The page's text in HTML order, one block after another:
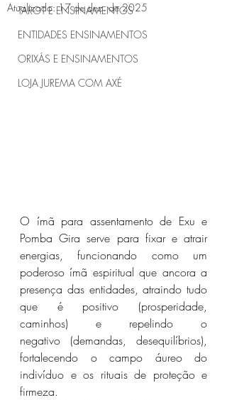
TAROT E ENSINAMENTOS
ENTIDADES ENSINAMENTOS
ORIXÁS E ENSINAMENTOS
LOJA JUREMA COM AXÉ
Atualizado:17 de dez. de 2025
O ímã para assentamento de Exu e
Pomba Gira serve para fixar e atrair
energias, funcionando como um
poderoso ímã espiritual que ancora a
presença das entidades, atraindo tudo
que é positivo (prosperidade,
caminhos) e repelindo o
negativo (demandas, desequilíbrios),
fortalecendo o campo áureo do
indivíduo e os rituais de proteção e
firmeza.